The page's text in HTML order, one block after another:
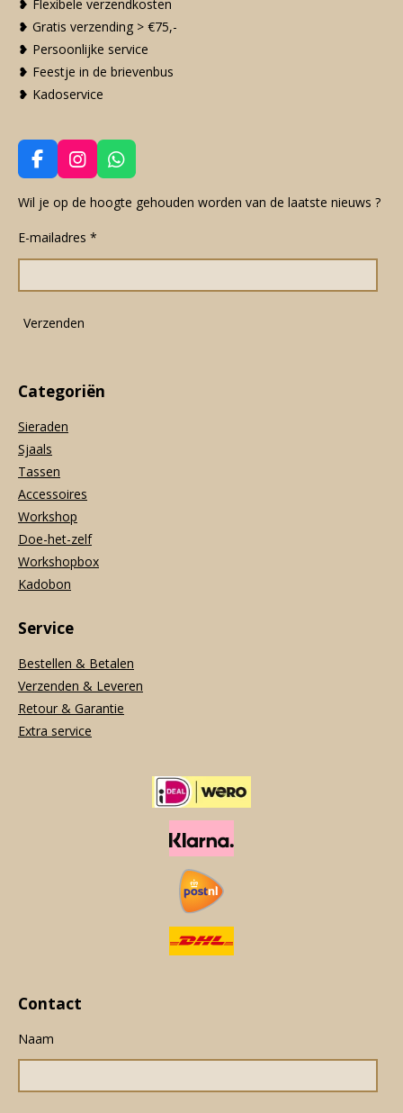
❥ Flexibele verzendkosten
❥ Gratis verzending > €75,-
❥ Persoonlijke service
❥ Feestje in de brievenbus
❥ Kadoservice
F
a
c
b
o
k
I
n
s
a
g
a
m
W
h
a
A
p
Wil je op de hoogte gehouden worden van de laatste nieuws ?
E-mailadres *
Verzenden
Categoriën
Sieraden
Sjaals
Tassen
Accessoires
Workshop
Doe-het-zelf
Workshopbox
Kadobon
Service
Bestellen & Betalen
Verzenden & Leveren
Retour & Garantie
Extra service
Contact
Naam